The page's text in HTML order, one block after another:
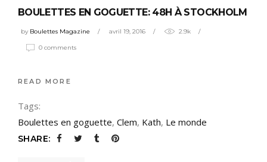
BOULETTES EN GOGUETTE: 48H À STOCKHOLM
by Boulettes Magazine avril 19, 2016 2.9k
0 comments
READ MORE
Tags:
Boulettes en goguette, Clem, Kath, Le monde
SHARE: